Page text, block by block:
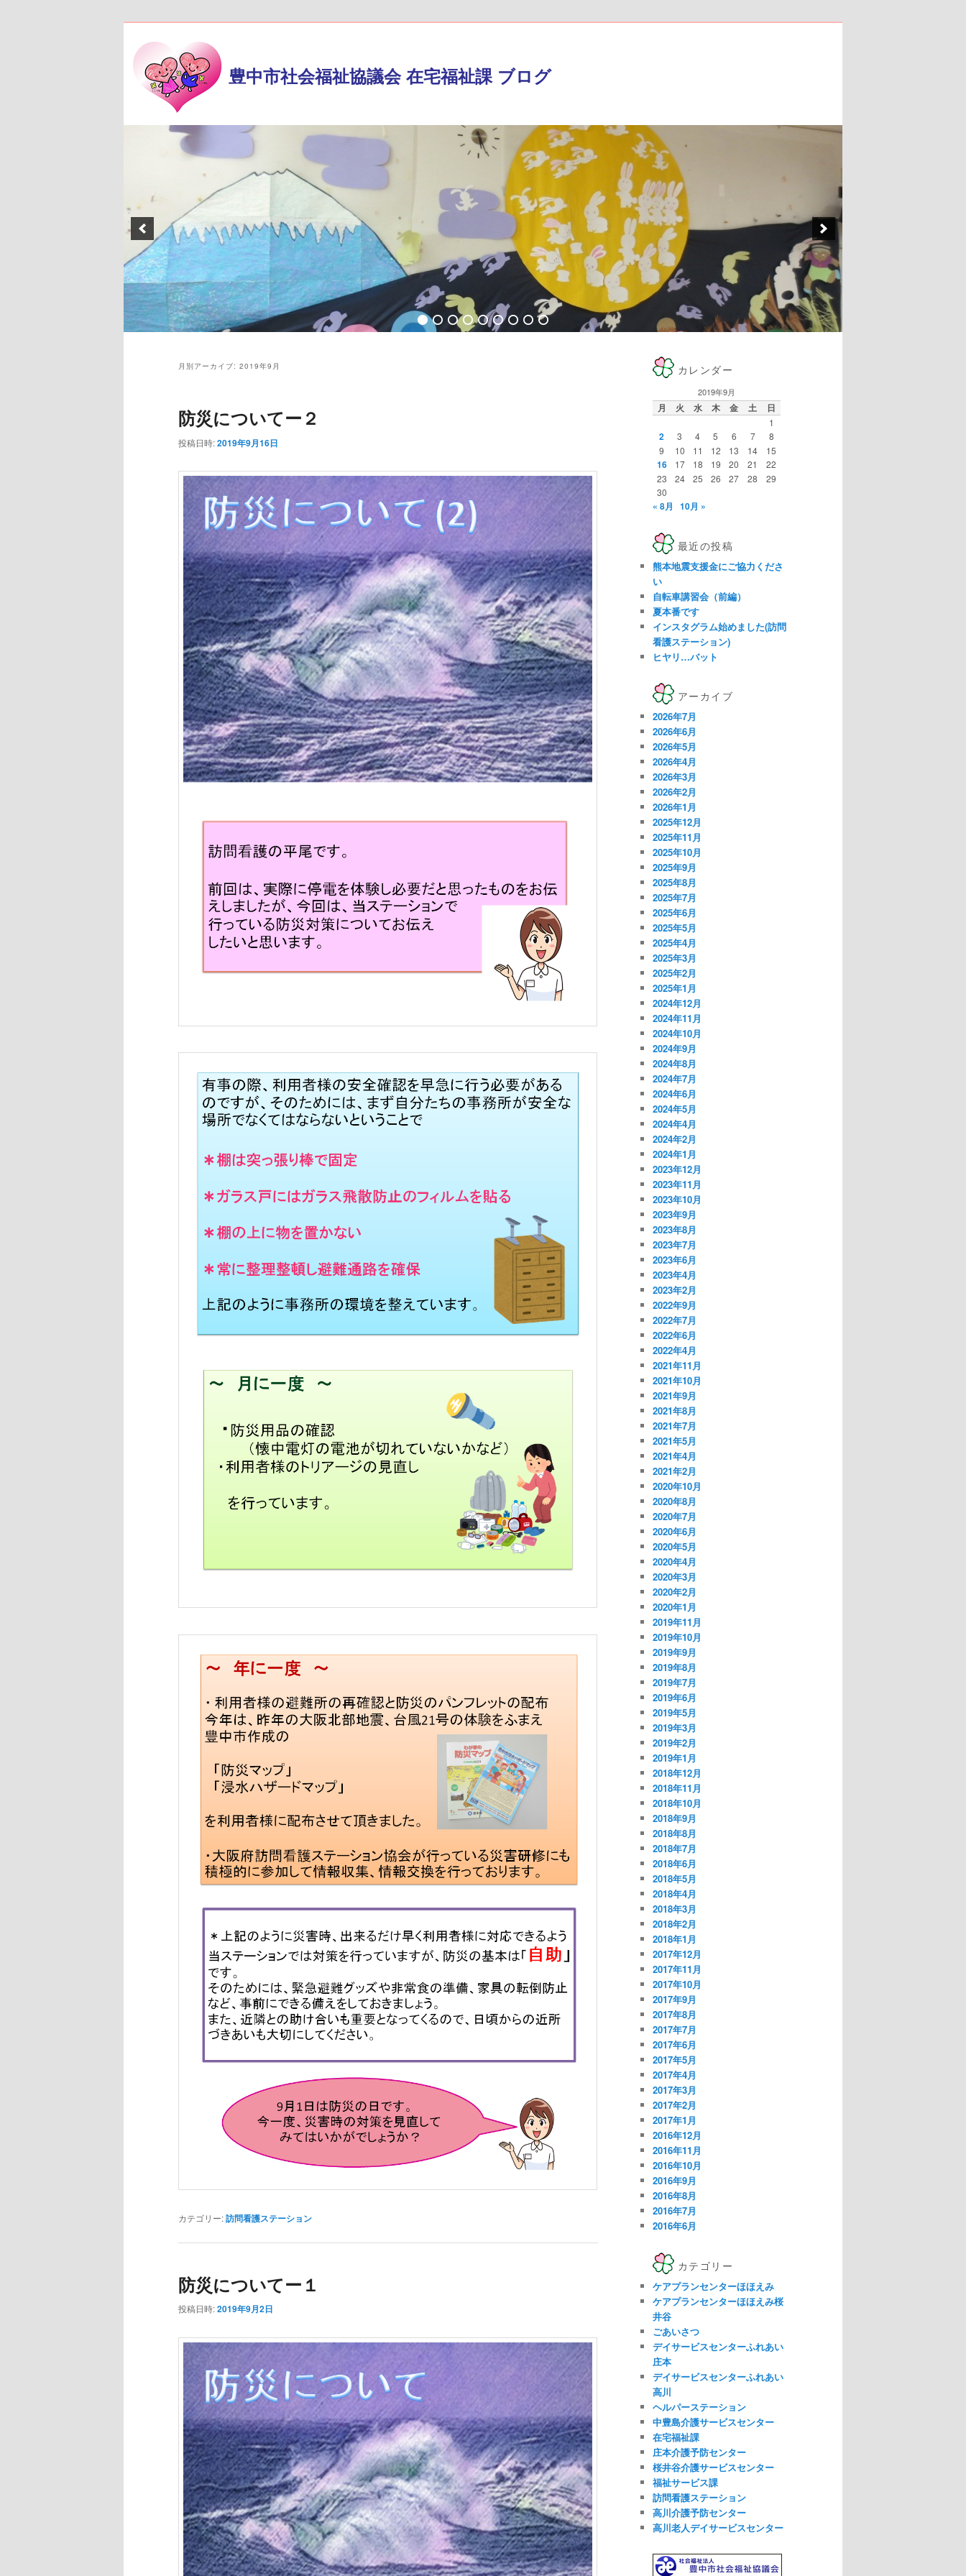
豊中市社会福祉協議会 在宅福祉課 ブログ
月別アーカイブ: 2019年9月
防災についてー２
投稿日時:2019年9月16日
カテゴリー:訪問看護ステーション
防災についてー１
投稿日時:2019年9月2日
カレンダー
2019年9月
月 火 水 木 金 土 日
1
2 3 4 5 6 7
8
9
10 11 12 13 14 15
16 17 18 19 20 21
22
23
24 25 26 27 28
29
30
« 8月 10月 »
最近の投稿
熊本地震支援金にご協力くださ
い
自転車講習会（前編）
夏本番です
インスタグラム始めました(訪問
看護ステーション)
ヒヤリ…バット
アーカイブ
2026年7月
2026年6月
2026年5月
2026年4月
2026年3月
2026年2月
2026年1月
2025年12月
2025年11月
2025年10月
2025年9月
2025年8月
2025年7月
2025年6月
2025年5月
2025年4月
2025年3月
2025年2月
2025年1月
2024年12月
2024年11月
2024年10月
2024年9月
2024年8月
2024年7月
2024年6月
2024年5月
2024年4月
2024年2月
2024年1月
2023年12月
2023年11月
2023年10月
2023年9月
2023年8月
2023年7月
2023年6月
2023年4月
2023年2月
2022年9月
2022年7月
2022年6月
2022年4月
2021年11月
2021年10月
2021年9月
2021年8月
2021年7月
2021年5月
2021年4月
2021年2月
2020年10月
2020年8月
2020年7月
2020年6月
2020年5月
2020年4月
2020年3月
2020年2月
2020年1月
2019年11月
2019年10月
2019年9月
2019年8月
2019年7月
2019年6月
2019年5月
2019年3月
2019年2月
2019年1月
2018年12月
2018年11月
2018年10月
2018年9月
2018年8月
2018年7月
2018年6月
2018年5月
2018年4月
2018年3月
2018年2月
2018年1月
2017年12月
2017年11月
2017年10月
2017年9月
2017年8月
2017年7月
2017年6月
2017年5月
2017年4月
2017年3月
2017年2月
2017年1月
2016年12月
2016年11月
2016年10月
2016年9月
2016年8月
2016年7月
2016年6月
カテゴリー
ケアプランセンターほほえみ
ケアプランセンターほほえみ桜
井谷
ごあいさつ
デイサービスセンターふれあい
庄本
デイサービスセンターふれあい
高川
ヘルパーステーション
中豊島介護サービスセンター
在宅福祉課
庄本介護予防センター
桜井谷介護サービスセンター
福祉サービス課
訪問看護ステーション
高川介護予防センター
高川老人デイサービスセンター